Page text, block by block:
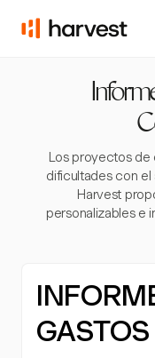
Los proyectos de
dificultades con
Harvest
personalizables e
GASTOS